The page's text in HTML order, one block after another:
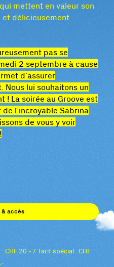
mettent en valeur son
délicieusement
pas se
2 septembre à cause
d’assurer
Nous lui souhaitons un
! La soirée au Groove est
l’incroyable Sabrina
de vous y voir
& accès
CHF 20.- / Tarif spécial : CHF